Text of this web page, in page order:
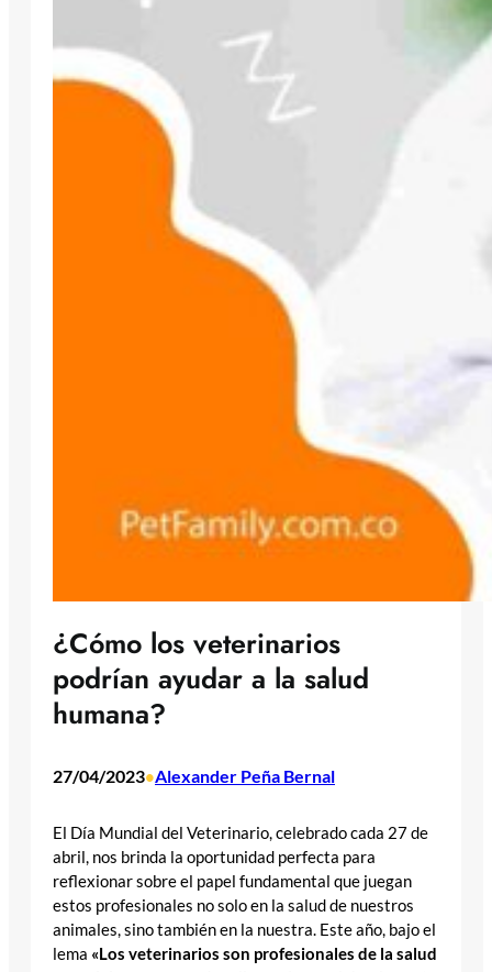
¿Cómo los veterinarios
podrían ayudar a la salud
humana?
27/04/2023•Alexander Peña Bernal
El Día Mundial del Veterinario, celebrado cada 27 de
abril, nos brinda la oportunidad perfecta para
reflexionar sobre el papel fundamental que juegan
estos profesionales no solo en la salud de nuestros
animales, sino también en la nuestra. Este año, bajo el
lema «Los veterinarios son profesionales de la salud